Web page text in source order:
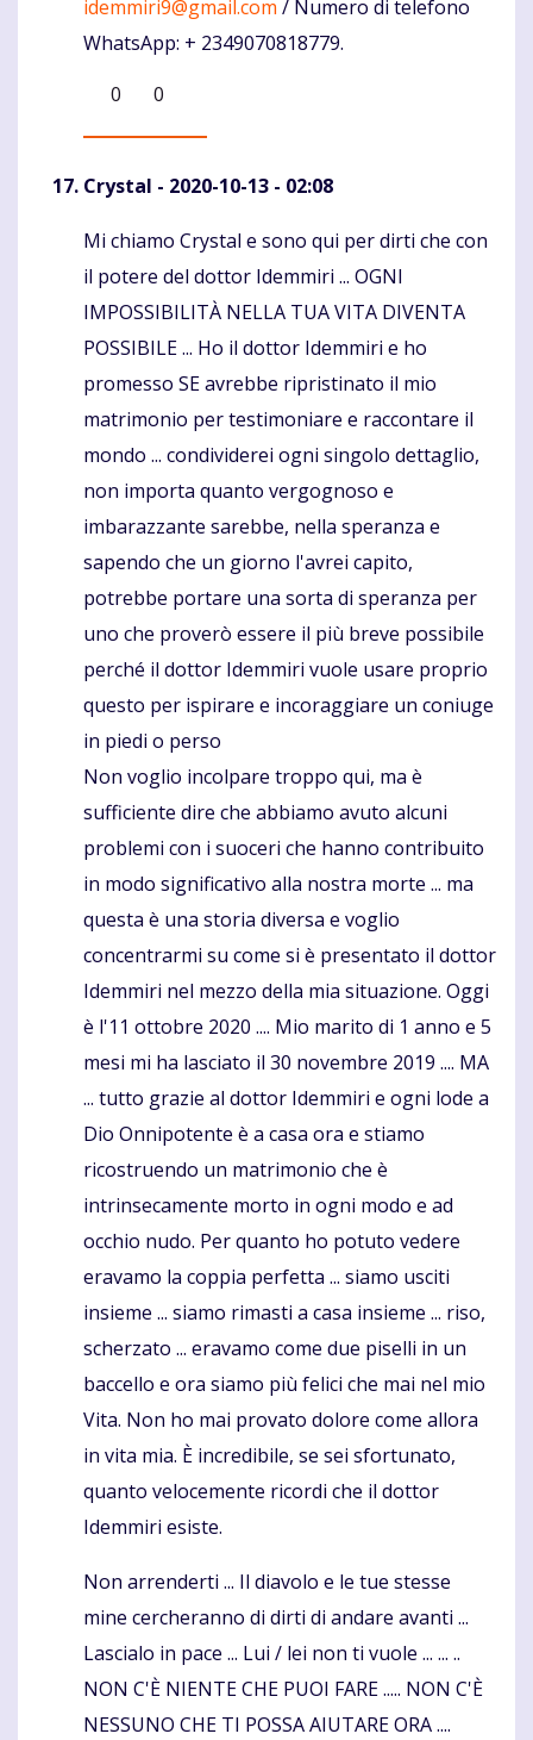
idemmiri9@gmail.com / Numero di telefono
WhatsApp: + 2349070818779.
0
0
Crystal - 2020-10-13 - 02:08
Komentaras
Mi chiamo Crystal e sono qui per dirti che con
il potere del dottor Idemmiri ... OGNI
IMPOSSIBILITÀ NELLA TUA VITA DIVENTA
POSSIBILE ... Ho il dottor Idemmiri e ho
promesso SE avrebbe ripristinato il mio
matrimonio per testimoniare e raccontare il
mondo ... condividerei ogni singolo dettaglio,
non importa quanto vergognoso e
imbarazzante sarebbe, nella speranza e
sapendo che un giorno l'avrei capito,
potrebbe portare una sorta di speranza per
uno che proverò essere il più breve possibile
perché il dottor Idemmiri vuole usare proprio
questo per ispirare e incoraggiare un coniuge
in piedi o perso
Non voglio incolpare troppo qui, ma è
sufficiente dire che abbiamo avuto alcuni
problemi con i suoceri che hanno contribuito
in modo significativo alla nostra morte ... ma
questa è una storia diversa e voglio
concentrarmi su come si è presentato il dottor
Idemmiri nel mezzo della mia situazione. Oggi
è l'11 ottobre 2020 .... Mio marito di 1 anno e 5
mesi mi ha lasciato il 30 novembre 2019 .... MA
... tutto grazie al dottor Idemmiri e ogni lode a
Dio Onnipotente è a casa ora e stiamo
ricostruendo un matrimonio che è
intrinsecamente morto in ogni modo e ad
occhio nudo. Per quanto ho potuto vedere
eravamo la coppia perfetta ... siamo usciti
insieme ... siamo rimasti a casa insieme ... riso,
scherzato ... eravamo come due piselli in un
baccello e ora siamo più felici che mai nel mio
Vita. Non ho mai provato dolore come allora
in vita mia. È incredibile, se sei sfortunato,
quanto velocemente ricordi che il dottor
Idemmiri esiste.
Non arrenderti ... Il diavolo e le tue stesse
mine cercheranno di dirti di andare avanti ...
Lascialo in pace ... Lui / lei non ti vuole ... ... ..
NON C'È NIENTE CHE PUOI FARE ..... NON C'È
NESSUNO CHE TI POSSA AIUTARE ORA ....